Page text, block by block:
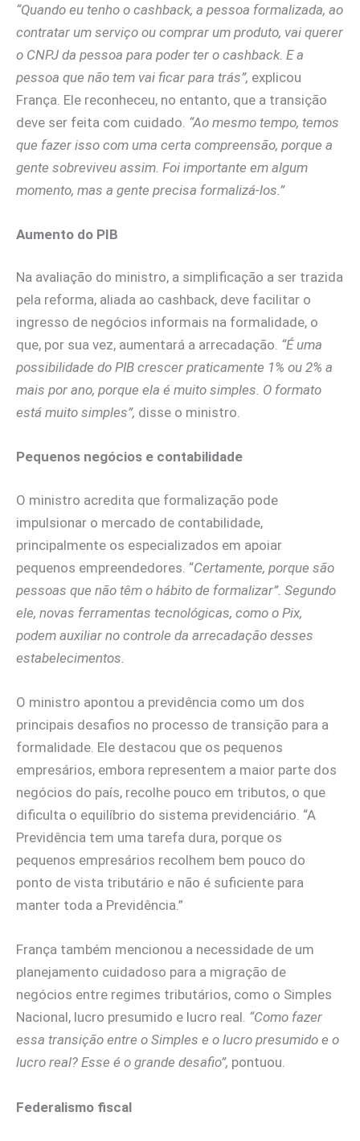
“Quando eu tenho o cashback, a pessoa formalizada, ao
contratar um serviço ou comprar um produto, vai querer
o CNPJ da pessoa para poder ter o cashback. E a
pessoa que não tem vai ficar para trás”, explicou
França. Ele reconheceu, no entanto, que a transição
deve ser feita com cuidado. “Ao mesmo tempo, temos
que fazer isso com uma certa compreensão, porque a
gente sobreviveu assim. Foi importante em algum
momento, mas a gente precisa formalizá-los.”
Aumento do PIB
Na avaliação do ministro, a simplificação a ser trazida
pela reforma, aliada ao cashback, deve facilitar o
ingresso de negócios informais na formalidade, o
que, por sua vez, aumentará a arrecadação. “É uma
possibilidade do PIB crescer praticamente 1% ou 2% a
mais por ano, porque ela é muito simples. O formato
está muito simples”, disse o ministro.
Pequenos negócios e contabilidade
O ministro acredita que formalização pode
impulsionar o mercado de contabilidade,
principalmente os especializados em apoiar
pequenos empreendedores. “Certamente, porque são
pessoas que não têm o hábito de formalizar”. Segundo
ele, novas ferramentas tecnológicas, como o Pix,
podem auxiliar no controle da arrecadação desses
estabelecimentos.
O ministro apontou a previdência como um dos
principais desafios no processo de transição para a
formalidade. Ele destacou que os pequenos
empresários, embora representem a maior parte dos
negócios do país, recolhe pouco em tributos, o que
dificulta o equilíbrio do sistema previdenciário. “A
Previdência tem uma tarefa dura, porque os
pequenos empresários recolhem bem pouco do
ponto de vista tributário e não é suficiente para
manter toda a Previdência.”
França também mencionou a necessidade de um
planejamento cuidadoso para a migração de
negócios entre regimes tributários, como o Simples
Nacional, lucro presumido e lucro real. “Como fazer
essa transição entre o Simples e o lucro presumido e o
lucro real? Esse é o grande desafio”, pontuou.
Federalismo fiscal